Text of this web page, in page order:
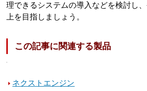
理できるシステムの導入などを検討し
上を目指しましょう。
この記事に関連する製品
ネクストエンジン